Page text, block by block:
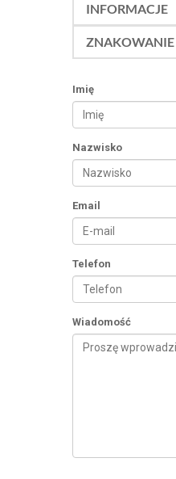
INFORMACJE
ZNAKOWANIE
Imię
Nazwisko
Email
Telefon
Wiadomość